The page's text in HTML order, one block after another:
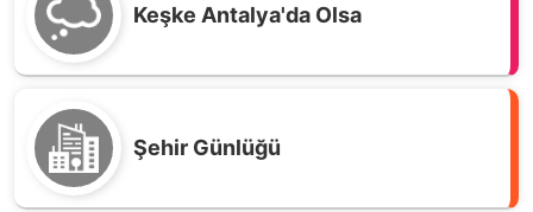
Keşke Antalya'da Olsa
Şehir Günlüğü